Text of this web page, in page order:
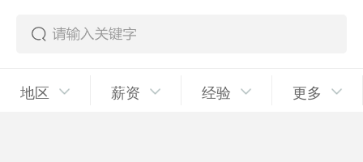
地区 薪资 经验 更多